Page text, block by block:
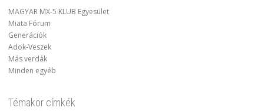
MAGYAR MX-5 KLUB Egyesület
Miata Fórum
Generációk
Adok-Veszek
Más verdák
Minden egyéb
Témakör címkék